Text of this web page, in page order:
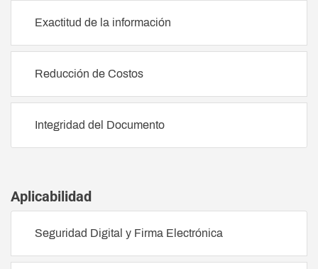
Exactitud de la información
Reducción de Costos
Integridad del Documento
Aplicabilidad
Seguridad Digital y Firma Electrónica